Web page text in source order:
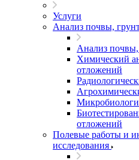
Услуги
Анализ почвы,
Анализ
Химический
отложений
отложений
Полевые работы и
исследования